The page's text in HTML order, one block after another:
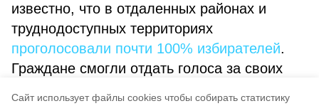
Cайт использует файлы cookies чтобы собирать статистику
известно, что в отдаленных районах и
труднодоступных территориях
проголосовали почти 100% избирателей.
Граждане смогли отдать голоса за своих